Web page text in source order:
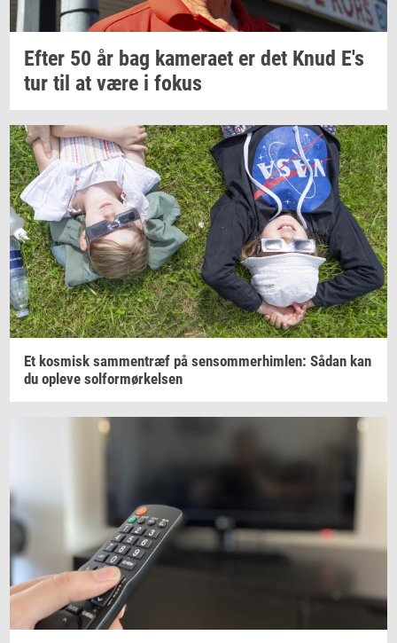
Efter 50 år bag ka­me­ra­et er det Knud E's
tur til at være i fokus
Et kos­misk sam­men­træf på sen­som­mer­him­len: Sådan kan
du op­le­ve sol­for­mør­kel­sen